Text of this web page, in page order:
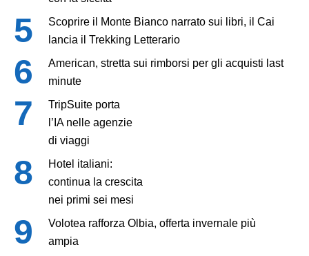
Scoprire il Monte Bianco narrato sui libri, il Cai
lancia il Trekking Letterario
American, stretta sui rimborsi per gli acquisti last
minute
TripSuite porta
l’IA nelle agenzie
di viaggi
Hotel italiani:
continua la crescita
nei primi sei mesi
Volotea rafforza Olbia, offerta invernale più
ampia